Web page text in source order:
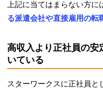
上記に当てはまらない方に
る派遣会社や直接雇用の転
高収入より正社員の安
いている
スターワークスに正社員と